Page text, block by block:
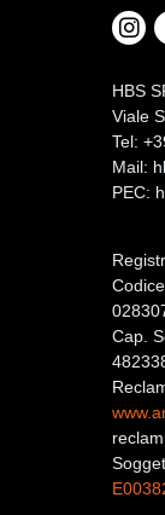
HBS
Viale
Tel:
Mail:
PEC:
Cap.